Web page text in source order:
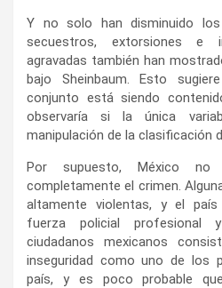
Y no solo han disminuido
secuestros, extorsiones e
agravadas también han
bajo Sheinbaum. Esto
conjunto está siendo
observaría si la única
manipulación de la clasificación
Por supuesto, México no
completamente el crimen.
altamente violentas, y el
fuerza policial profesional
ciudadanos mexicanos
inseguridad como uno de los
país, y es poco probable